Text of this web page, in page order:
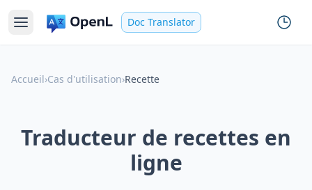
Doc Translator
Accueil›Cas d'utilisation›Recette
Traducteur de recettes en
ligne